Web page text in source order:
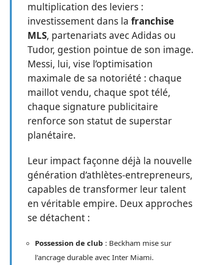
multiplication des leviers :
investissement dans la franchise
MLS, partenariats avec Adidas ou
Tudor, gestion pointue de son image.
Messi, lui, vise l’optimisation
maximale de sa notoriété : chaque
maillot vendu, chaque spot télé,
chaque signature publicitaire
renforce son statut de superstar
planétaire.
Leur impact façonne déjà la nouvelle
génération d’athlètes-entrepreneurs,
capables de transformer leur talent
en véritable empire. Deux approches
se détachent :
Possession de club : Beckham mise sur
l’ancrage durable avec Inter Miami.